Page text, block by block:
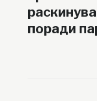
раскинува
поради